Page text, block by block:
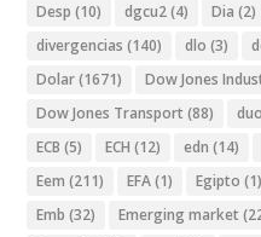
Desp (10) dgcu2(4) Dia (2)
divergencias (140) dlo (3)
Dolar(1671) Dow Jones
Dow Jones Transport (88)
ECB (5) ECH (12) edn (14)
Eem (211) EFA(1) Egipto (1)
Emb (32) Emerging market